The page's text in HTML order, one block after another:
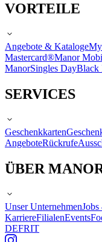
VORTEILE
Angebote & Kataloge
Mastercard®Manor
ManorSingles DayBlack
SERVICES
Geschenkkarten
AngeboteRückrufe
ÜBER
Unser Unternehmen
KarriereFilialenEvents
DEFRIT